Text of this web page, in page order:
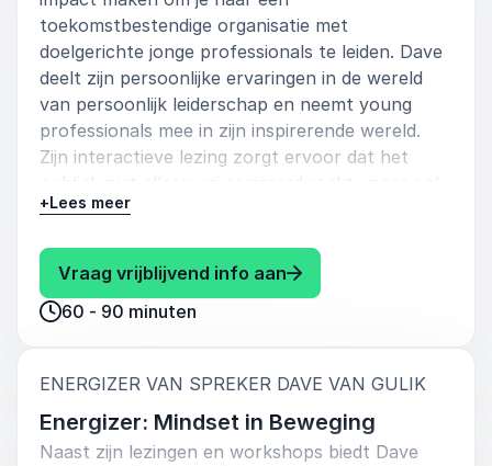
toekomstbestendige organisatie met
doelgerichte jonge professionals te leiden. Dave
deelt zijn persoonlijke ervaringen in de wereld
van persoonlijk leiderschap en neemt young
professionals mee in zijn inspirerende wereld.
Zijn interactieve lezing zorgt ervoor dat het
publiek niet alleen geïnspireerd raakt, maar ook
met concrete acties naar buiten gaat op het
timemanagement en werkorganisatie. Dit helpt
hen om hun doelen, wensen en ambities te
realiseren. De herkenbare voorbeelden en
boodschap, waardoor deze nog lang blijft
hangen en aanzet tot actie.
+Lees meer
Vraag vrijblijvend info aan: Dave van Gulik Wil jij
60 - 90 minuten
ENERGIZER VAN SPREKER DAVE VAN GULIK:
Energizer: Mindset in Beweging
Naast zijn lezingen en workshops biedt Dave